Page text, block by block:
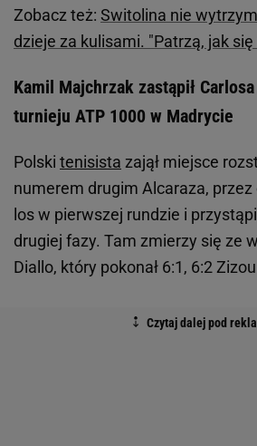
Zobacz też: Switolina nie
dzieje za kulisami. "Patrzą, jak
Kamil Majchrzak zastąpił
turnieju ATP 1000 w Madrycie
Polski tenisista zajął miejsce
numerem drugim Alcaraza, przez
los w pierwszej rundzie i
drugiej fazy. Tam zmierzy się ze
Diallo, który pokonał 6:1, 6:2